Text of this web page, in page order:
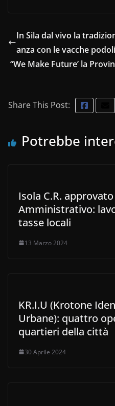
In Sila dal vivo la
anza con le vacche
“We Make Future’ la
Share This Post:
Potrebbe
Isola C.R.
Amministrativo:
tasse locali
13 Marzo 2024
KR.I.U (Krotone
Urbane): quattro
quartieri della città
30 Aprile 2024